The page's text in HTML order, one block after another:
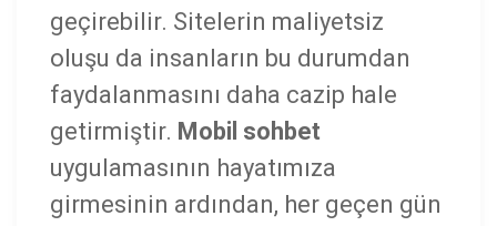
geçirebilir. Sitelerin maliyetsiz
oluşu da insanların bu durumdan
faydalanmasını daha cazip hale
getirmiştir. Mobil sohbet
uygulamasının hayatımıza
girmesinin ardından, her geçen gün